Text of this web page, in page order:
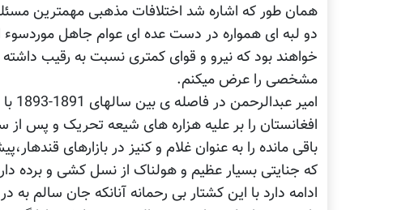
همان طور که اشاره شد اختلافات مذهبی مهمترین
دو لبه ای همواره در دست عده ای عوام جاهل موردسوء
خواهند بود که نیرو و قوای کمتری نسبت به رقیب
مشخصی را عرض میکنم.
باقی مانده را به عنوان غلام و کنیز در بازارهای
که جنایتی بسیار عظیم و هولناک از نسل کشی و برده
ادامه دارد با این کشتار بی رحمانه آنانکه جان سالم